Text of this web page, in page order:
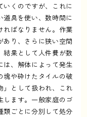
いくのですが、これに
道具を使い、数時間に
ればなりません。作業
あり、さらに狭い空間
結果として人件費が数
は、解体によって発生
塊や砕けたタイルの破
」として扱われ、これ
します。一般家庭のゴ
類ごとに分別して処分